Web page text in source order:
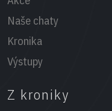
Naše chaty
Kronika
Výstupy
Z kroniky